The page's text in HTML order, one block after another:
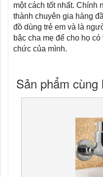
một cách tốt nhất. Chính
thành chuyên gia hàng
đồ dùng trẻ em và là
bậc cha mẹ để cho họ
chức của mình.
Sản phẩm cùng